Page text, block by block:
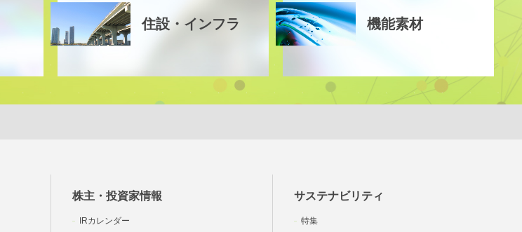
住設・インフラ 機能素材
株主・投資家情報
IRカレンダー
サステナビリティ
特集